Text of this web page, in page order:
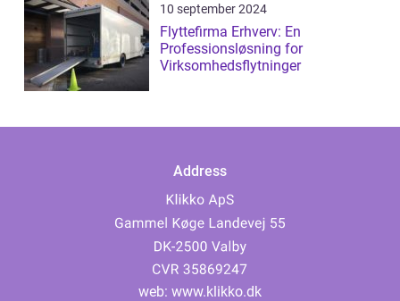
10 september 2024
Flyttefirma Erhverv: En
Professionsløsning for
Virksomhedsflytninger
Address
web: www.klikko.dk